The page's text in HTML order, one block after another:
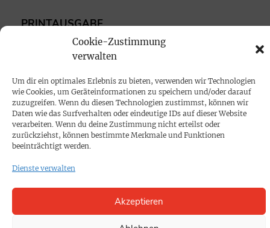
Cookie-Zustimmung
verwalten
Um dir ein optimales Erlebnis zu bieten, verwenden wir Technologien
wie Cookies, um Geräteinformationen zu speichern und/oder darauf
zuzugreifen. Wenn du diesen Technologien zustimmst, können wir
Daten wie das Surfverhalten oder eindeutige IDs auf dieser Website
verarbeiten. Wenn du deine Zustimmung nicht erteilst oder
zurückziehst, können bestimmte Merkmale und Funktionen
beeinträchtigt werden.
Dienste verwalten
Akzeptieren
PRINTAUSGABE
Mediadaten
PROKOMPAKT
Impressum
SPENDEN
Datenschutz